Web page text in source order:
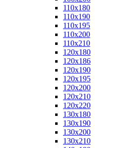
110x180
110x190
110x195
110x200
110x210
120x180
120x186
120x190
120x195
120x200
120x210
120x220
130x180
130x190
130x200
130x210